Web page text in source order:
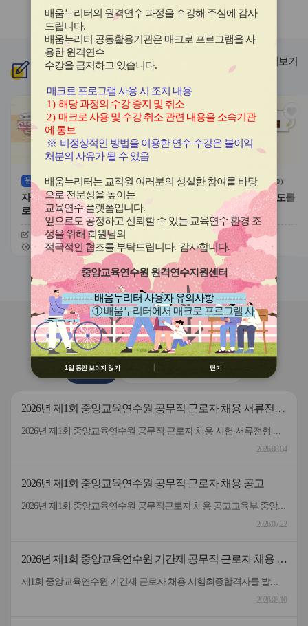
슬
라
이
드
버
튼
이
전
슬
라
이
드
다
음
신규과정
관
심
이
콘
원격 (상시) ( 0)
자기주도적 진로개발 역량과 진
로학습 유형
신청기간
26.08.03 ~ 26.12.20
교육기간
26.08.03 ~ 26.12.20
관
심
아
원격(상시) 0)
대한민국 새내기 유권자 지도를
위한 학생 선거교육의 이해
26.07.20 ~ 26.12.20
교육기간
26.07.20 ~ 26.12.20
슬
라
이
드
버
튼
이
전
슬
이
드
버
튼
다
더보기
연수원소식
공지사항 2026 원격연수 모니터링단
2026년 제1회 중앙교육연수원 공무직 근로자 채용 서류전형
2026년 제1회 중앙교육연수원 공무직 근로자 채용 시험 서류전형 합격자 및 면접일정을 안내드립니다.* 채용분야 - 공무직(미화원)* 서류전형 합격자 : 5명* 합격자 명단 및 면접일정 안내 : 붙임 참고 * 서류 전형 합격자분들은 면접 일정을 참고하여 차질 없이 임해주길 부탁드리며, 응시해주신 모든 분들께 행복한 일들 가득하시길 바랍니다.- 중앙교육연수원 -
2026.08.04
2026년 제1회 중앙교육연수원 공무직 근로자 채용 공고
2026년 제1회 중앙교육연수원 공무직근로자 채용 공고교육부 중앙교육연수원에서 근무할 공무직 근로자를 다음과 같이 공개 모집하오니 성실하고 역량있는 분들의 많은 응시 바랍니다. 2026년 7월 22일 중앙교육연수원장1. 선발직종: 환경미화직(미화원) / 공무직 근로자2. 선발인원: 1명3. 채용기간: 계약일~정년(만65세)까지​4. 담당업무: 청사 실내외 청소 및 환경정리 등5. 근무형태: 기본근무(월~금), 1일 8시간(07:00~16:00, 휴게시간 1시간 제외) 근무6. 근무장소: 중앙교육연수원(대구 동구 혁신도시 내 위치)7. 보수: 월 236만원 수준(세전), 명절휴가비 등 별도 지급8. 원서 접수기간: 7.22.(수) ~ 7.30.(목)9. 접수방법: 방문접수, 우편접수 (공고문 참조)10. 문의전화: 중앙교육연수원 연수지원협력과 채용담당자 ☏053-980-6514
2026.07.22
2026년 제1회 중앙교육연수원 기간제 공무직 근로자 채용 시
제1회 중앙교육연수원 기간제 근로자 채용 시험최종합격자를 발표하고 등록 안내드립니다.응시해주신 모든 분께 감사드립니다.
2026.03.10
배움누리터의 원격연수 과정을 수강해 주심에 감사
드립니다.
배움누리터 공동활용기관은 매크로 프로그램을 사
용한원격연수
수강을 금지하고 있습니다.
매크로 프로그램 사용 시 조치 내용
1) 해당 과정의 수강 중지 및 취소
2) 매크로 사용 및 수강 취소 관련 내용을 소속기관
에 통보
※ 비정상적인 방법을 이용한 연수 수강은 불이익
처분의 사유가 될 수 있음
배움누리터는 교직원 여러분의 성실한 참여를 바탕
으로 전문성을 높이는
교육연수 플랫폼입니다.
앞으로도 공정하고 신뢰할 수 있는 교육연수 환경 조
성을 위해 회원님의
적극적인 협조를 부탁드립니다. 감사합니다.
중앙교육연수원 원격연수지원센터
----------- 배움누리터 사용자 유의사항 -----------
① 배움누리터에서 매크로 프로그램 사
용 금지
② 배움누리터 수강용 매크로 프로그램
제작 배포 금지
③ 유무료 매크로 프로그램 사용을 블로
그 등에 홍보 금지
유가 될 수 있음
1일 동안 보이지 않기 닫기